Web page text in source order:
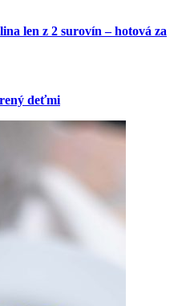
len z 2 surovín – hotová za
deťmi